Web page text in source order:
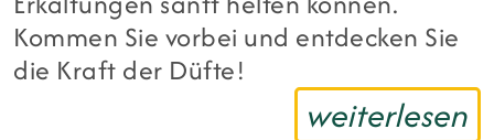
Kommen Sie vorbei und entdecken Sie
die Kraft der Düfte!
weiterlesen